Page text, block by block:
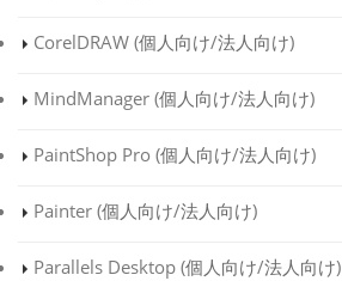
CorelDRAW (個人向け/法人向け)
MindManager (個人向け/法人向け)
PaintShop Pro (個人向け/法人向け)
Painter (個人向け/法人向け)
Parallels Desktop (個人向け/法人向け)